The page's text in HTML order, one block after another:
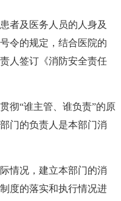
者及医务人员的人身及
令的规定，结合医院的
人签订《消防安全责任
彻“谁主管、谁负责”的原
门的负责人是本部门消
情况，建立本部门的消
度的落实和执行情况进